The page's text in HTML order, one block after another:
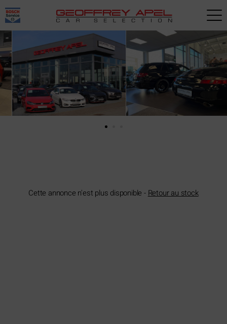
Cette annonce n'est plus disponible - Retour au stock